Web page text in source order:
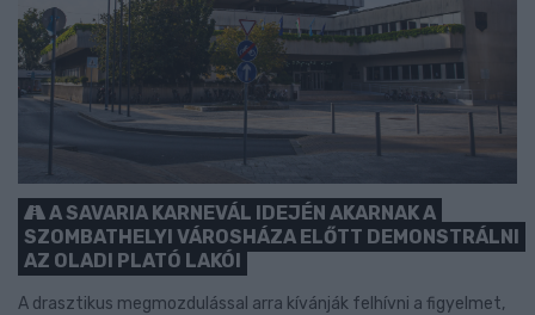
A SAVARIA KARNEVÁL IDEJÉN AKARNAK A
SZOMBATHELYI VÁROSHÁZA ELŐTT DEMONSTRÁLNI
AZ OLADI PLATÓ LAKÓI
A drasztikus megmozdulással arra kívánják felhívni a figyelmet,